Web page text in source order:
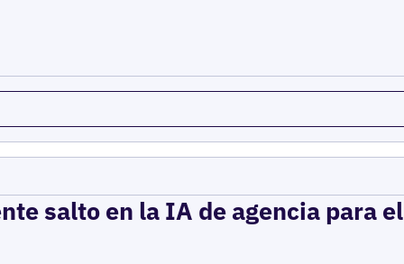
salto en la IA de agencia para